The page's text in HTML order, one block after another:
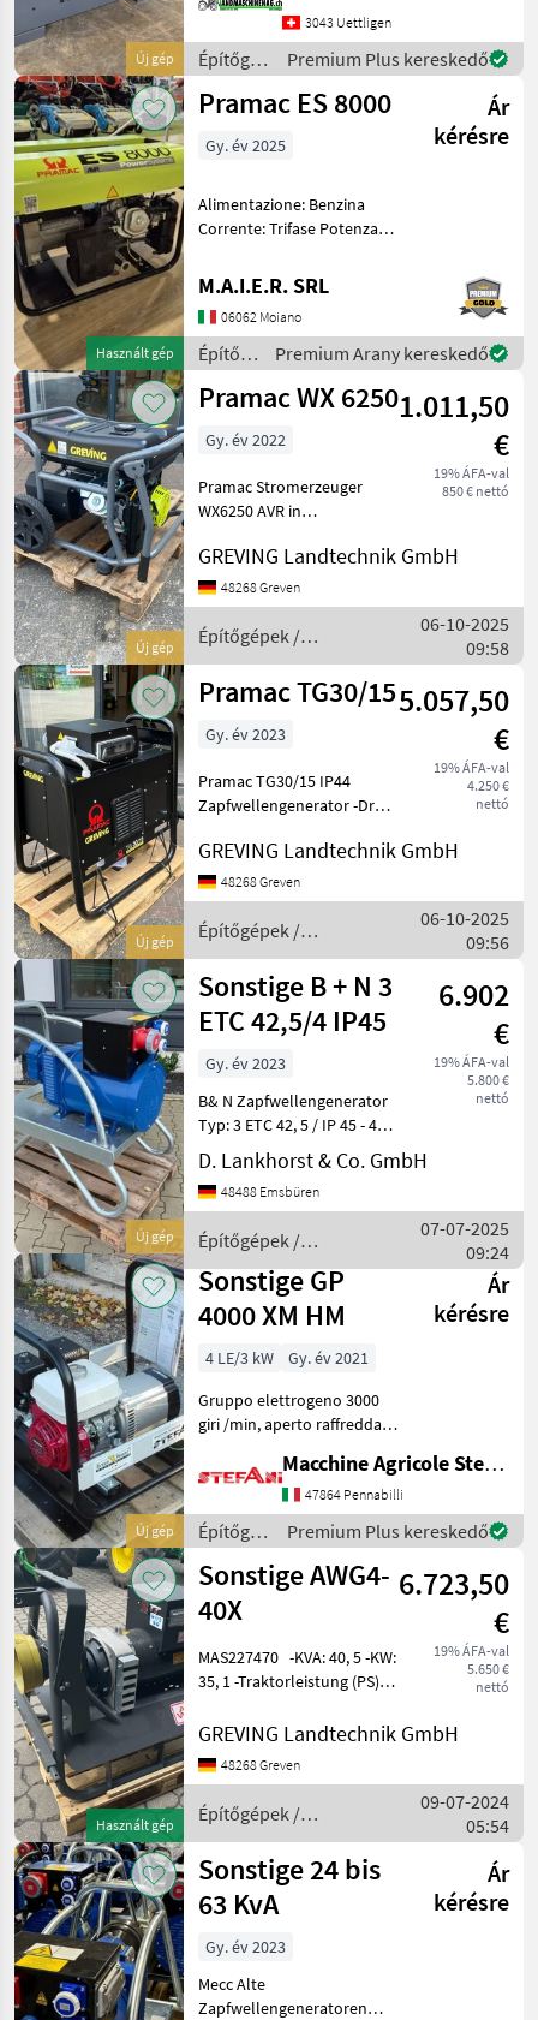
Új gép
kgAbmessungen 2000 x
1130 x 1450
mmKraftstofftank 2
3043 Uettligen
Építőgépek
/
Sonstige
Premium Plus kereskedő
Használt gép
Pramac ES 8000
Ár
kérésre
Gy. év 2025
Alimentazione: Benzina
Corrente: Trifase Potenza
effettiva monofase 3 kW
Potenza effettiva trifase 6.6
kW Dimensioni prodotto (L
x P x H) cm 73x5
M.A.I.E.R. SRL
06062 Moiano
Építőgépek
/
Sonstige
Premium Arany kereskedő
Új gép
Pramac WX 62501.011,50
€
19% ÁFA-val
850 € nettó
Gy. év 2022
Pramac Stromerzeuger
WX6250 AVR in
Automatische
Ölmangelabschaltung -
Digitale
Multifunktionsanzeige -
Automat
GREVING Landtechnik GmbH
48268 Greven
Építőgépek /
Sonstige
06-10-2025
09:58
Új gép
Pramac TG30/155.057,50
€
19% ÁFA-val
4.250 €
nettó
Gy. év 2023
Pramac TG30/15 IP44
Zapfwellengenerator -Drei
kVA -Einphasig Leistung
COP 10.80 kVA -Spannung
400/230V -Frequenz 50 Hz -
Leistungsfaktor 0.8/
GREVING Landtechnik GmbH
48268 Greven
Építőgépek /
Sonstige
06-10-2025
09:56
Új gép
Sonstige B + N 3
ETC 42,5/4 IP45
6.902
€
19% ÁFA-val
5.800 €
nettó
Gy. év 2023
B& N Zapfwellengenerator
Typ: 3 ETC 42, 5 / IP 45 - 40
KVA / 32KW / 58 Amp -
elektr. Regelung (AVR) -
Fehlerstromzuschalter
D. Lankhorst & Co. GmbH
48488 Emsbüren
Építőgépek /
Sonstige
07-07-2025
09:24
Új gép
Sonstige GP
4000 XM HM
Ár
kérésre
4 LE/3 kW
Gy. év 2021
Gruppo elettrogeno 3000
giri /min, aperto raffreddato
Motore GX 200 Honda
Potenza 6, 5 hp Alternatore
Linz Dimensioni 700 X 570 X
630
Macchine Agricole Stefani Luciano
47864 Pennabilli
Építőgépek
/
Sonstige
Premium Plus kereskedő
Használt gép
Sonstige AWG4-
40X
6.723,50
€
19% ÁFA-val
5.650 €
nettó
MAS227470 -KVA: 40, 5 -KW:
35, 1 -Traktorleistung (PS):
430 Ausschließlich für den
gilt für vorhandenen Zust
GREVING Landtechnik GmbH
48268 Greven
Építőgépek /
Sonstige
09-07-2024
05:54
Sonstige 24 bis
63 KvA
Ár
kérésre
Gy. év 2023
Mecc Alte
Zapfwellengeneratoren